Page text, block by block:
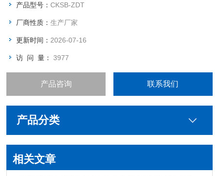
产品型号：CKSB-ZDT
厂商性质：生产厂家
更新时间： 2026-07-16
访 问 量：3977
产品咨询 联系我们
产品分类
相关文章